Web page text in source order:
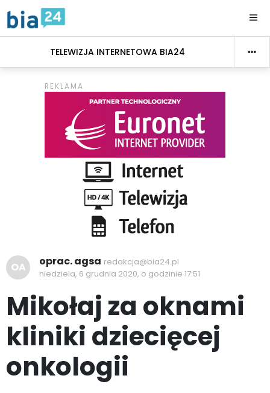
TELEWIZJA INTERNETOWA BIA24
OA oprac. agsa redakcja@bia24.pl
niedziela, 6 grudnia 2020, o godzinie 17:51
Mikołaj za oknami
kliniki dziecięcej
onkologii